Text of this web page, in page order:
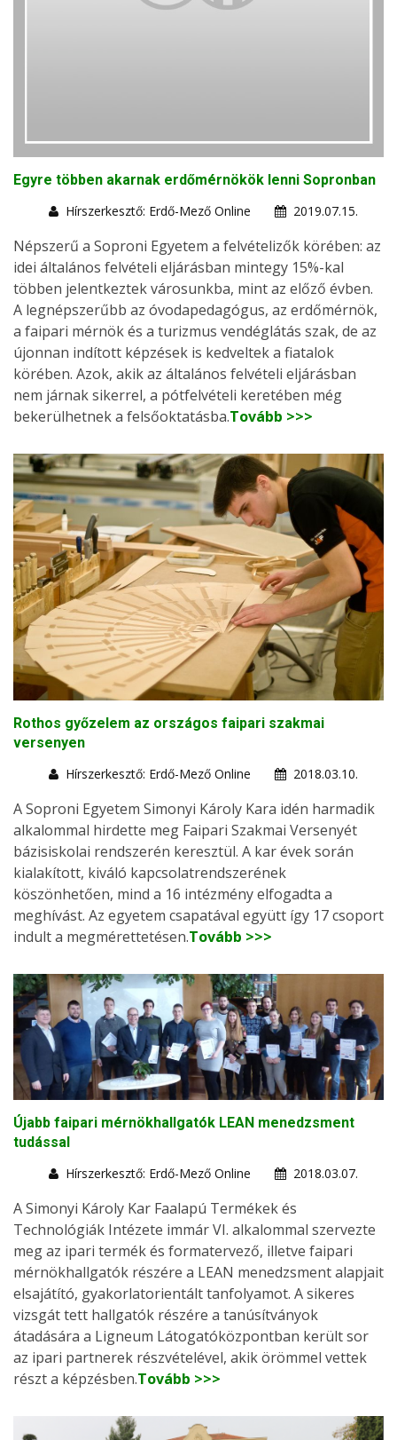
Egyre többen akarnak erdőmérnökök lenni Sopronban
Hírszerkesztő: Erdő-Mező Online
2019.07.15.
Népszerű a Soproni Egyetem a felvételizők körében: az
idei általános felvételi eljárásban mintegy 15%-kal
többen jelentkeztek városunkba, mint az előző évben.
A legnépszerűbb az óvodapedagógus, az erdőmérnök,
a faipari mérnök és a turizmus vendéglátás szak, de az
újonnan indított képzések is kedveltek a fiatalok
körében. Azok, akik az általános felvételi eljárásban
nem járnak sikerrel, a pótfelvételi keretében még
bekerülhetnek a felsőoktatásba.Tovább >>>
Rothos győzelem az országos faipari szakmai
versenyen
Hírszerkesztő: Erdő-Mező Online
2018.03.10.
A Soproni Egyetem Simonyi Károly Kara idén harmadik
alkalommal hirdette meg Faipari Szakmai Versenyét
bázisiskolai rendszerén keresztül. A kar évek során
kialakított, kiváló kapcsolatrendszerének
köszönhetően, mind a 16 intézmény elfogadta a
meghívást. Az egyetem csapatával együtt így 17 csoport
indult a megmérettetésen.Tovább >>>
Újabb faipari mérnökhallgatók LEAN menedzsment
tudással
Hírszerkesztő: Erdő-Mező Online
2018.03.07.
A Simonyi Károly Kar Faalapú Termékek és
Technológiák Intézete immár VI. alkalommal szervezte
meg az ipari termék és formatervező, illetve faipari
mérnökhallgatók részére a LEAN menedzsment alapjait
elsajátító, gyakorlatorientált tanfolyamot. A sikeres
vizsgát tett hallgatók részére a tanúsítványok
átadására a Ligneum Látogatóközpontban került sor
az ipari partnerek részvételével, akik örömmel vettek
részt a képzésben.Tovább >>>